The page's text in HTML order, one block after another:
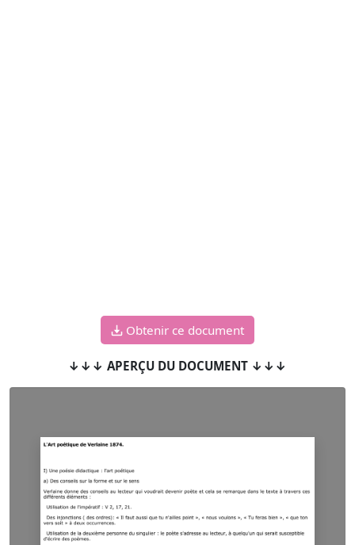
Obtenir ce document
↓↓↓ APERÇU DU DOCUMENT ↓↓↓